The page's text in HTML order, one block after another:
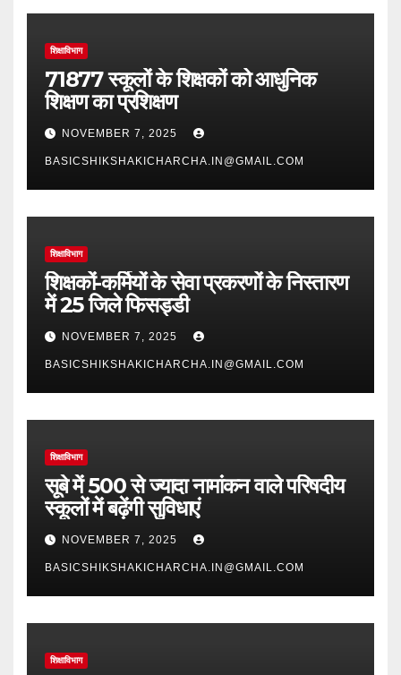
शिक्षाविभाग
71877 स्कूलों के शिक्षकों को आधुनिक
शिक्षण का प्रशिक्षण
NOVEMBER 7, 2025
BASICSHIKSHAKICHARCHA.IN@GMAIL.COM
शिक्षाविभाग
शिक्षकों-कर्मियों के सेवा प्रकरणों के निस्तारण
में 25 जिले फिसड्डी
NOVEMBER 7, 2025
BASICSHIKSHAKICHARCHA.IN@GMAIL.COM
शिक्षाविभाग
सूबे में 500 से ज्यादा नामांकन वाले परिषदीय
स्कूलों में बढ़ेंगी सुविधाएं
NOVEMBER 7, 2025
BASICSHIKSHAKICHARCHA.IN@GMAIL.COM
शिक्षाविभाग